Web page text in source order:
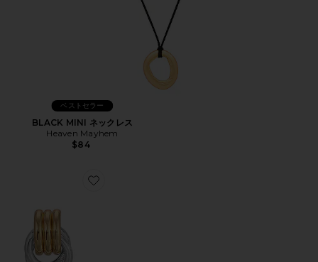
ベストセラー
BLACK MINI ネックレス
Heaven Mayhem
$84
Favorite イヤリング